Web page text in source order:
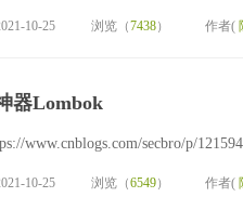
10-25 浏览（7438） 作者(
器Lombok
www.cnblogs.com/secbro/p/
10-25 浏览（6549） 作者(